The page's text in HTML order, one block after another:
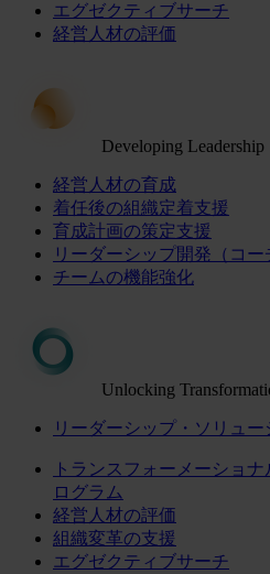
エグゼクティブサーチ
経営人材の評価
Developing Leadership
経営人材の育成
着任後の組織定着支援
育成計画の策定支援
リーダーシップ開発（コー
チームの機能強化
Unlocking
リーダーシップ・ソリュー
トランスフォーメーショ
ログラム
経営人材の評価
組織変革の支援
エグゼクティブサーチ